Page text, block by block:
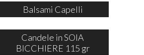
Balsami Capelli
Candele in SOIA
BICCHIERE 115 gr